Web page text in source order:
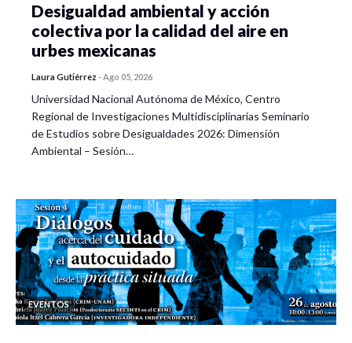
Desigualdad ambiental y acción
colectiva por la calidad del aire en
urbes mexicanas
Laura Gutiérrez -Ago 05, 2026
Universidad Nacional Autónoma de México, Centro
Regional de Investigaciones Multidisciplinarias Seminario
de Estudios sobre Desigualdades 2026: Dimensión
Ambiental – Sesión…
EVENTOS